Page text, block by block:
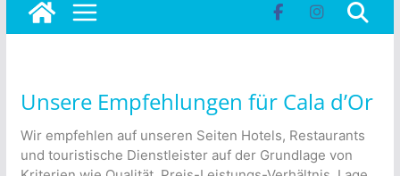
Unsere Empfehlungen für Cala d’Or
Wir empfehlen auf unseren Seiten Hotels, Restaurants
und touristische Dienstleister auf der Grundlage von